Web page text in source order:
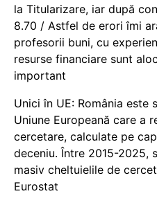
la Titularizare, iar după
8.70 / Astfel de erori îmi
profesorii buni, cu
resurse financiare sunt
important
Unici în UE: România este
Uniune Europeană care a
cercetare, calculate pe
deceniu. Între 2015-2025,
masiv cheltuielile de
Eurostat